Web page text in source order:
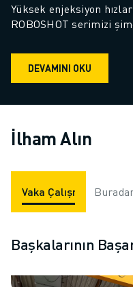
Yüksek enjeksiyon
ROBOSHOT serimizi
DEVAMINI OKU
İlham Alın
Vaka Çalışmaları
Başkalarının